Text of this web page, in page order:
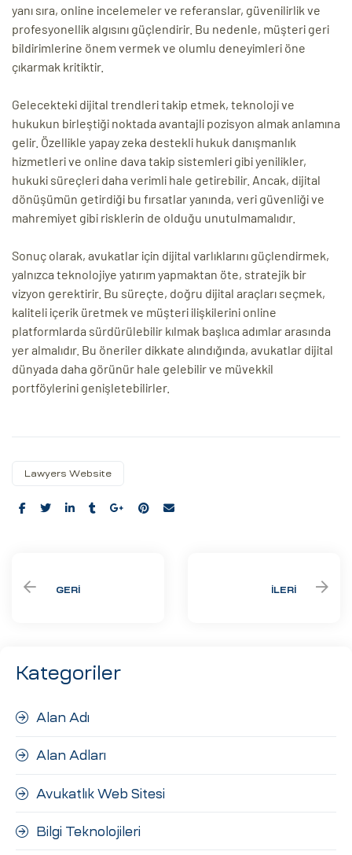
yanı sıra, online incelemeler ve referanslar, güvenilirlik ve
profesyonellik algısını güçlendirir. Bu nedenle, müşteri geri
bildirimlerine önem vermek ve olumlu deneyimleri öne
çıkarmak kritiktir.
Gelecekteki dijital trendleri takip etmek, teknoloji ve
hukukun birleştiği noktada avantajli pozisyon almak anlamına
gelir. Özellikle yapay zeka destekli hukuk danışmanlık
hizmetleri ve online dava takip sistemleri gibi yenilikler,
hukuki süreçleri daha verimli hale getirebilir. Ancak, dijital
dönüşümün getirdiği bu fırsatlar yanında, veri güvenliği ve
mahremiyet gibi risklerin de olduğu unutulmamalıdır.
Sonuç olarak, avukatlar için dijital varlıklarını güçlendirmek,
yalnızca teknolojiye yatırım yapmaktan öte, stratejik bir
vizyon gerektirir. Bu süreçte, doğru dijital araçları seçmek,
kaliteli içerik üretmek ve müşteri ilişkilerini online
platformlarda sürdürülebilir kılmak başlıca adımlar arasında
yer almalıdır. Bu öneriler dikkate alındığında, avukatlar dijital
dünyada daha görünür hale gelebilir ve müvekkil
portföylerini genişletebilirler.
Lawyers Website
Share:
GERI İLERI
Kategoriler
Alan Adı
Alan Adları
Avukatlık Web Sitesi
Bilgi Teknolojileri